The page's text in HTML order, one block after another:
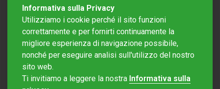
Editore Rotostampa SA
Informativa sulla Privacy
Utilizziamo i cookie perché il sito funzioni
correttamente e per fornirti continuamente la
migliore esperienza di navigazione possibile,
nonché per eseguire analisi sull'utilizzo del nostro
sito web.
Ti invitiamo a leggere la nostra Informativa sulla